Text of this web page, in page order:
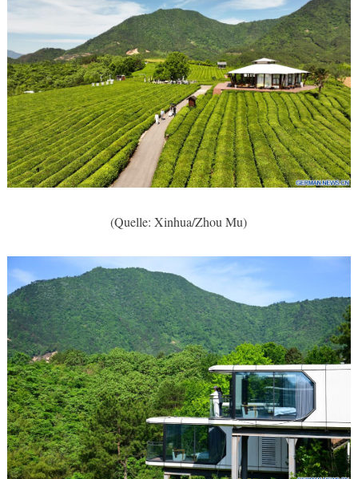
(Quelle: Xinhua/Zhou Mu)